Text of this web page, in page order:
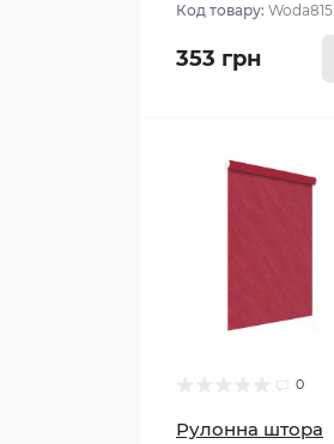
Код товару: Woda815
353 грн
0
Рулонна штора